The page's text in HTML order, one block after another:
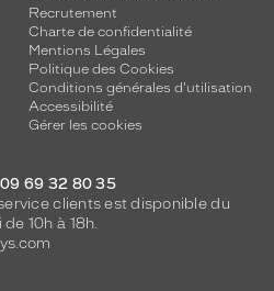
Recrutement
Charte de confidentialité
Mentions Légales
Politique des Cookies
Conditions générales d'utilisation
Accessibilité
Gérer les cookies
69 32 80 35
clients est disponible du
10h à 18h.